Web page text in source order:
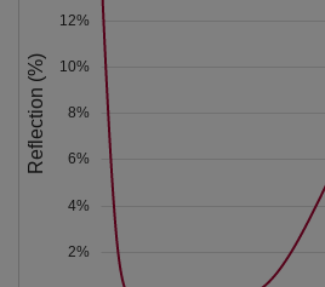
2%
4%
6%
8%
10%
12%
Reflection (%)